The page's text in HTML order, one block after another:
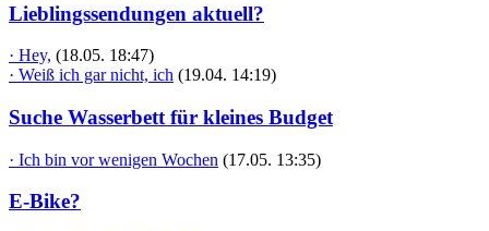
Lieblingssendungen aktuell?
· Hey, (18.05. 18:47)
· Weiß ich gar nicht, ich (19.04. 14:19)
Suche Wasserbett für kleines Budget
· Ich bin vor wenigen Wochen (17.05. 13:35)
E-Bike?